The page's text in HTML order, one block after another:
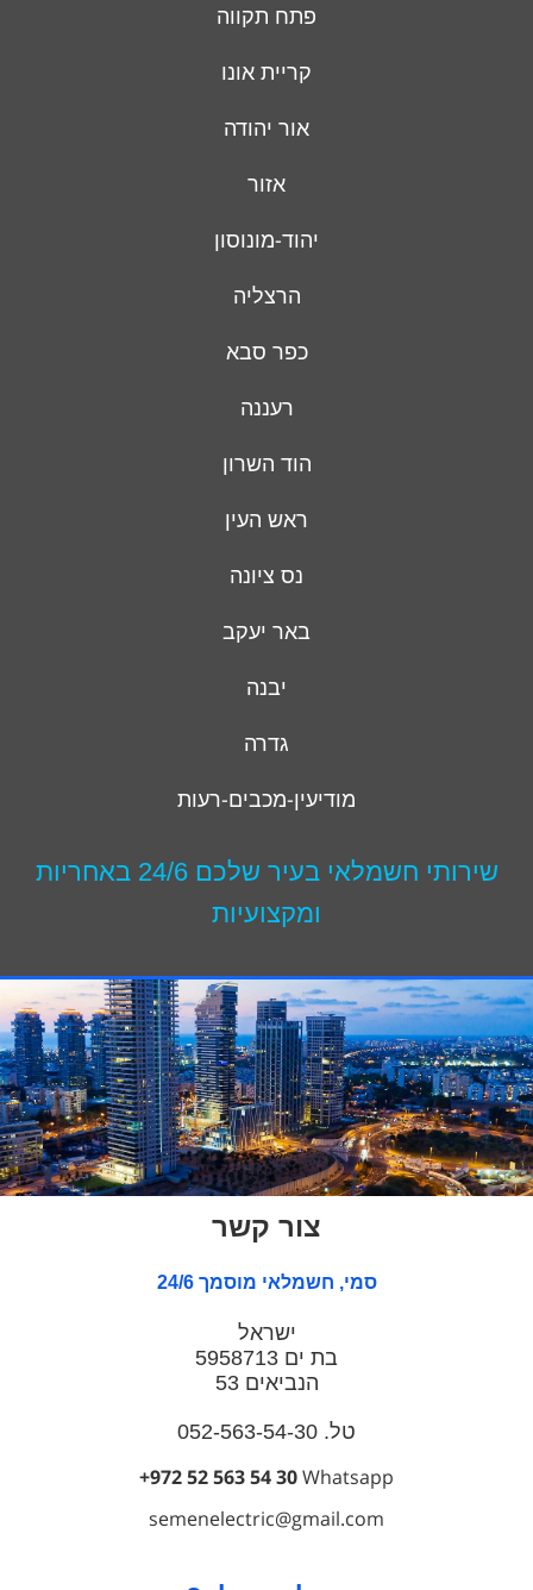
פתח תקווה
קריית אונו
אור יהודה
אזור
יהוד-מונוסון
הרצליה
כפר סבא
רעננה
הוד השרון
ראש העין
נס ציונה
באר יעקב
יבנה
גדרה
מודיעין-מכבים-רעות
שירותי חשמלאי בעיר שלכם 24/6 באחריות
ומקצועיות
צור קשר
סמי, חשמלאי מוסמך 24/6
ישראל
בת ים 5958713
הנביאים 53
טל. 052-563-54-30
+972 52 563 54 30Whatsapp
semenelectric@gmail.com